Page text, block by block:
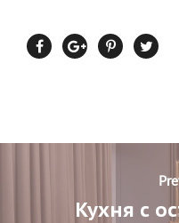
Кухня с